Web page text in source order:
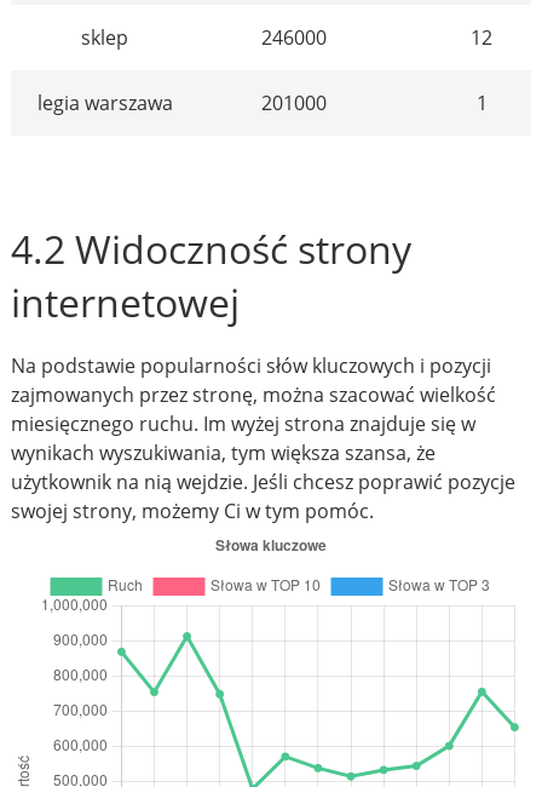
sklep 246000 12
legia warszawa 201000 1
4.2 Widoczność strony
internetowej
Na podstawie popularności słów kluczowych i pozycji
zajmowanych przez stronę, można szacować wielkość
miesięcznego ruchu. Im wyżej strona znajduje się w
wynikach wyszukiwania, tym większa szansa, że
użytkownik na nią wejdzie. Jeśli chcesz poprawić pozycje
swojej strony, możemy Ci w tym pomóc.